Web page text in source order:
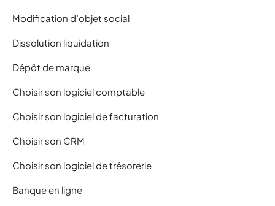
Modification d’objet social
Dissolution liquidation
Dépôt de marque
Choisir son logiciel comptable
Choisir son logiciel de facturation
Choisir son CRM
Choisir son logiciel de trésorerie
Banque en ligne